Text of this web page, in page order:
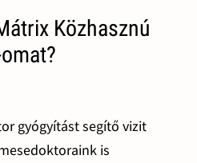
Közhasznú
gyógyítást segítő vizit
is